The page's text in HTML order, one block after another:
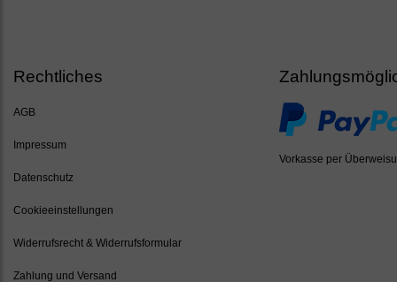
Rechtliches
AGB
Impressum
Datenschutz
Cookieeinstellungen
Widerrufsrecht & Widerrufsformular
Zahlung und Versand
Vorkasse per